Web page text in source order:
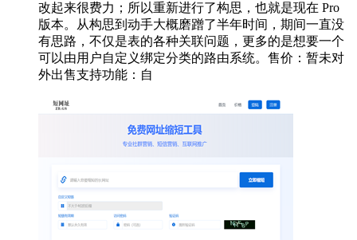
改起来很费力；所以重新进行了构思，也就是现在 Pro
版本。从构思到动手大概磨蹭了半年时间，期间一直没
有思路，不仅是表的各种关联问题，更多的是想要一个
可以由用户自定义绑定分类的路由系统。售价：暂未对
外出售支持功能：自